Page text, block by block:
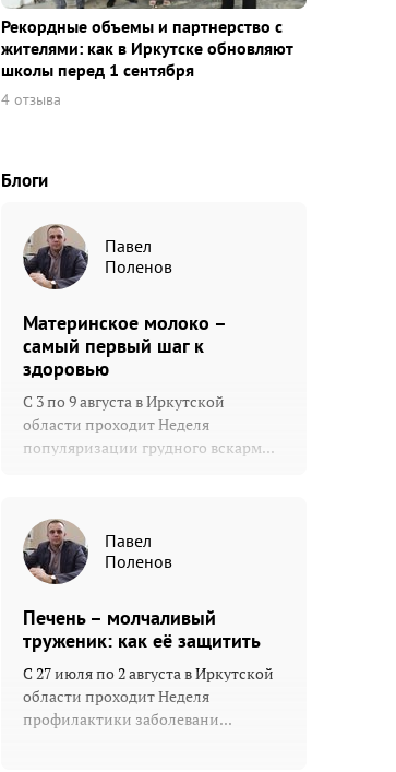
Рекордные объемы и партнерство с
жителями: как в Иркутске обновляют
школы перед 1 сентября
4 отзыва
Блоги
Павел
Поленов
Материнское молоко –
самый первый шаг к
здоровью
С 3 по 9 августа в Иркутской
области проходит Неделя
популяризации грудного вскарм...
Павел
Поленов
Печень – молчаливый
труженик: как её защитить
С 27 июля по 2 августа в Иркутской
области проходит Неделя
профилактики заболевани...